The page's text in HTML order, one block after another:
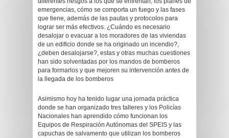
emergencias, cómo se comporta un fuego y las fases
que tiene, además de las pautas y protocolos para
lograr ser más efectivos. ¿Cuándo es necesario
desalojar o evacuar a los moradores de las viviendas
de un edificio donde se ha originado un incendio?,
¿deben desalojarse?, estas y otras muchas cuestiones
han sido solventadas por los mandos de bomberos
para formarlos y que mejoren su intervención antes de
la llegada de los bomberos
Asimismo hoy ha tenido lugar una jornada práctica
donde se han organizado tres talleres y los Policías
Nacionales han aprendido cómo funcionan los
Equipos de Respiración Autónomas del SPEIS y las
capuchas de salvamento que utilizan los bomberos